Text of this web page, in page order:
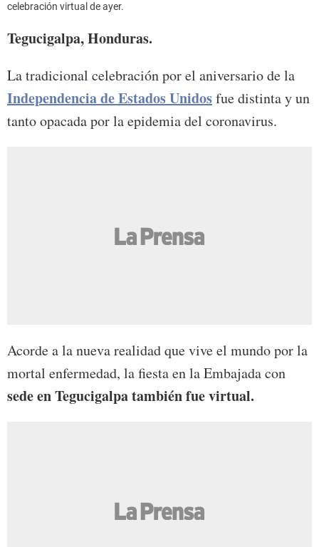
celebración virtual de ayer.
Tegucigalpa, Honduras.
La tradicional celebración por el aniversario de la
Independencia de Estados Unidosfue distinta y un
tanto opacada por la epidemia del coronavirus.
Acorde a la nueva realidad que vive el mundo por la
mortal enfermedad, la fiesta en la Embajada con
sede en Tegucigalpa también fue virtual.